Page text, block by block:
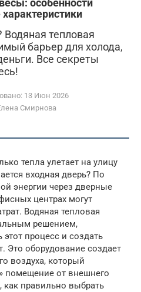
особенности
Водяная тепловая
барьер для холода,
Все секреты
13 Июн 2026
Смирнова
тепла улетает на улицу
входная дверь? По
энергии через дверные
центрах могут
Водяная тепловая
решением,
процесс и создать
оборудование создает
воздуха, который
помещение от внешнего
как правильно выбрать